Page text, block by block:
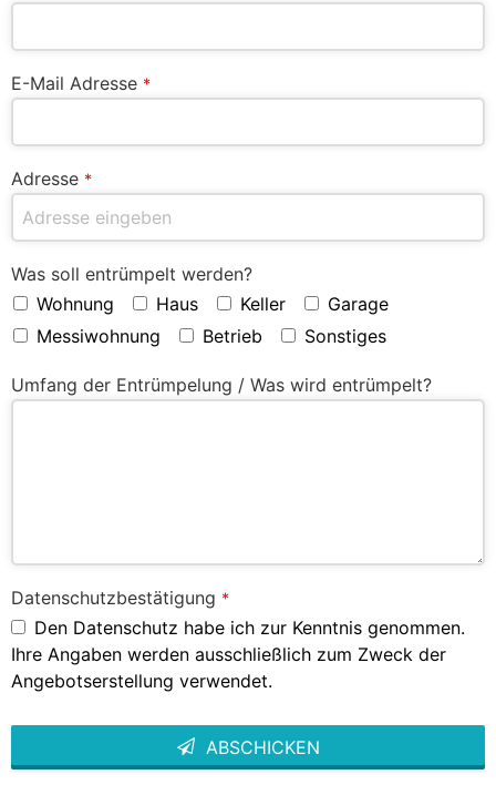
E-Mail Adresse *
Adresse *
Was soll entrümpelt werden?
Wohnung
Haus Keller
Garage
Messiwohnung
Betrieb Sonstiges
Umfang der Entrümpelung / Was wird entrümpelt?
Datenschutzbestätigung *
Den Datenschutz habe ich zur Kenntnis genommen.
Ihre Angaben werden ausschließlich zum Zweck der
Angebotserstellung verwendet.
ABSCHICKEN